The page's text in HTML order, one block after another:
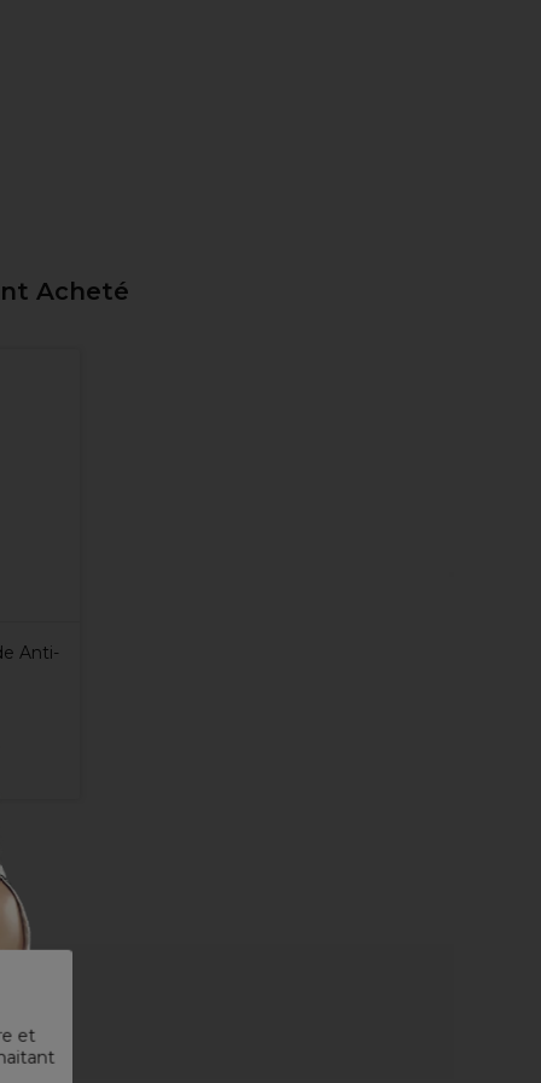
et
Acheté
Anti-